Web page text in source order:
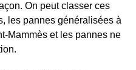
On peut classer ces
les pannes généralisées à
Mammès et les pannes ne